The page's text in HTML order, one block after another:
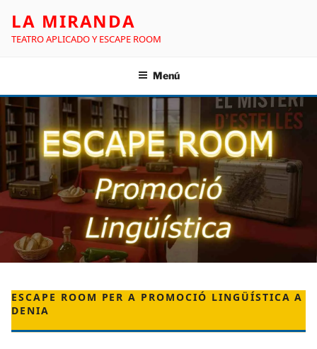
LA MIRANDA
TEATRO APLICADO Y ESCAPE ROOM
Menú
ESCAPE ROOM PER A PROMOCIÓ LINGÜÍSTICA A
DENIA